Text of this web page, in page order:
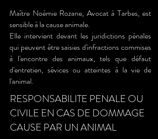
Maître Noémie Rozane, Avocat à Tarbes, est
sensible à la cause animale.
Elle intervient devant les juridictions pénales
qui peuvent être saisies d'infractions commises
à l'encontre des animaux, tels que défaut
d'entretien, sévices ou atteintes à la vie de
l'animal.
RESPONSABILITE PENALE OU
CIVILE EN CAS DE DOMMAGE
CAUSE PAR UN ANIMAL